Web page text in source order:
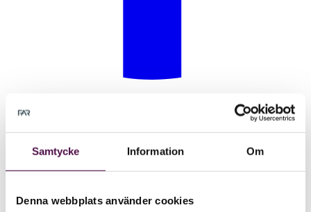
Samtycke Information Om
Denna webbplats använder cookies